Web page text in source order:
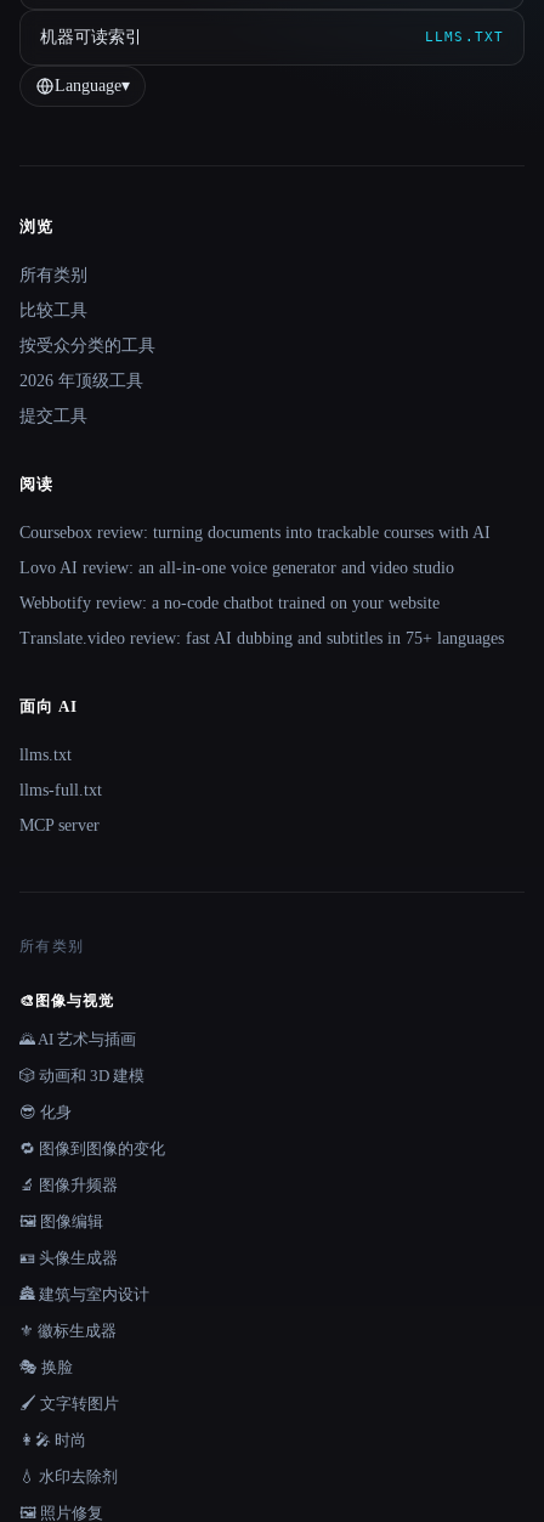
机器可读索引 LLMS.TXT
Language▾
Site navigation
浏览
所有类别
比较工具
按受众分类的工具
2026 年顶级工具
提交工具
阅读
Coursebox review: turning documents into trackable courses with AI
Lovo AI review: an all-in-one voice generator and video studio
Webbotify review: a no-code chatbot trained on your website
Translate.video review: fast AI dubbing and subtitles in 75+ languages
面向 AI
llms.txt
llms-full.txt
MCP server
所有类别
🎨 图像与视觉
🌄 AI 艺术与插画
🎲 动画和 3D 建模
😎 化身
🔁 图像到图像的变化
🔬 图像升频器
🖼️ 图像编辑
🪪 头像生成器
🏯 建筑与室内设计
⚜️ 徽标生成器
🎭 换脸
🖌️ 文字转图片
👩‍🎤 时尚
💧 水印去除剂
🖼️ 照片修复